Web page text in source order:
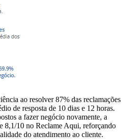
ao resolver 87% das reclamações
de resposta de 10 dias e 12 horas.
a fazer negócio novamente, a
8,1/10 no Reclame Aqui, reforçando
do atendimento ao cliente.